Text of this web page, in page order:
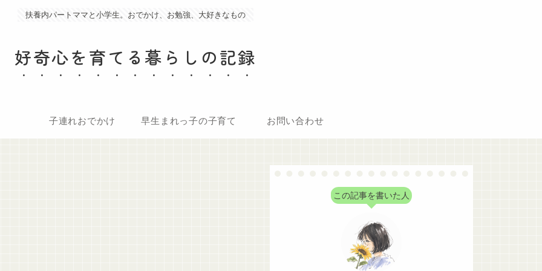
扶養内パートママと小学生。おでかけ、お勉強、大好きなもの
好奇心を育てる暮らしの記録
子連れおでかけ 早生まれっ子の子育て お問い合わせ
この記事を書いた人